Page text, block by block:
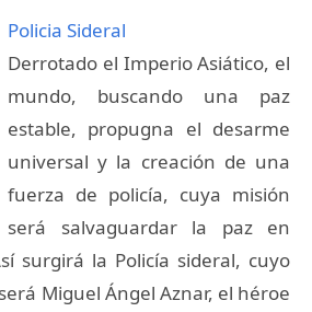
Policia Sideral
Derrotado el Imperio Asiático, el
mundo, buscando una paz
estable, propugna el desarme
universal y la creación de una
fuerza de policía, cuya misión
será salvaguardar la paz en
surgirá la Policía sideral, cuyo
Miguel Ángel Aznar, el héroe